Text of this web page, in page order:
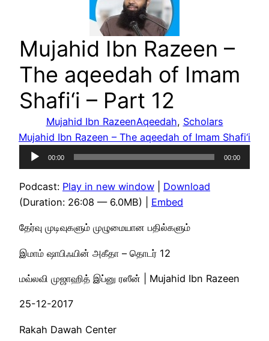
Mujahid Ibn Razeen –
The aqeedah of Imam
Shafi‘i – Part 12
Mujahid Ibn RazeenAqeedah, Scholars
Mujahid Ibn Razeen – The aqeedah of Imam Shafi‘i
Audio
Player
00:00 00:00
Podcast: Play in new window
Download
(Duration: 26:08 — 6.0MB) | Embed
தேர்வு முடிவுகளும் முழுமையான பதில்களும்
இமாம் ஷாபிஃயின் அகீதா – தொடர் 12
மவ்லவி முஜாஹித் இப்னு ரஸீன் | Mujahid Ibn Razeen
25-12-2017
Rakah Dawah Center